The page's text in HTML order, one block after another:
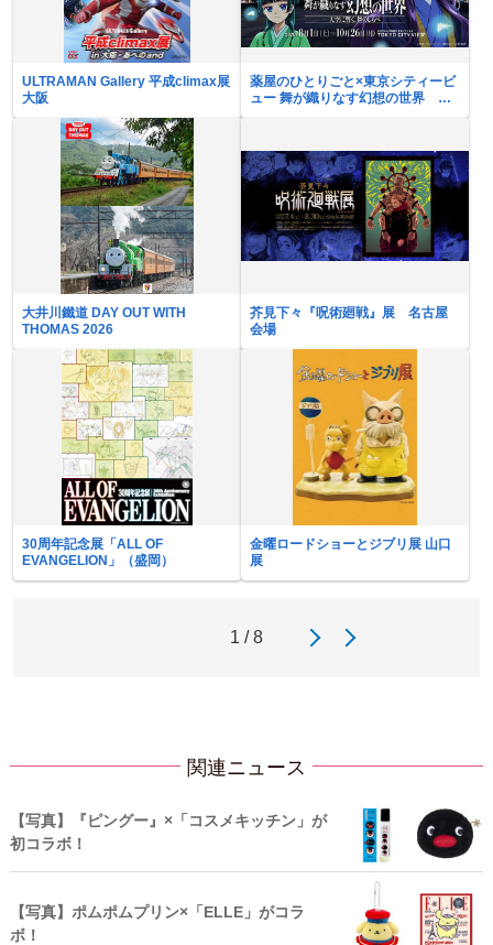
ULTRAMAN Gallery 平成climax展
大阪
薬屋のひとりごと×東京シティービ
ュー 舞が織りなす幻想の世界 ―
大井川鐵道 DAY OUT WITH
THOMAS 2026
芥見下々『呪術廻戦』展 名古屋
会場
30周年記念展「ALL OF
EVANGELION」（盛岡）
金曜ロードショーとジブリ展 山口
展
1 / 8
関連ニュース
【写真】『ピングー』×「コスメキッチン」が
初コラボ！
【写真】ポムポムプリン×「ELLE」がコラ
ボ！